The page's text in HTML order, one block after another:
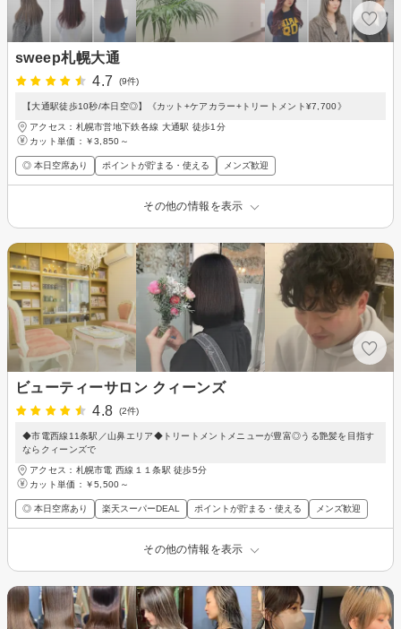
sweep札幌大通
4.7
(9件)
【大通駅徒歩10秒/本日空◎】《カット+ケアカラー+トリートメント¥7,700》
アクセス：札幌市営地下鉄各線 大通駅 徒歩1分
カット単価： ￥3,850～
◎ 本日空席あり ポイントが貯まる・使える メンズ歓迎
その他の情報を表示
ビューティーサロン クィーンズ
4.8
(2件)
◆市電西線11条駅／山鼻エリア◆トリートメントメニューが豊富◎うる艶髪を目指す
ならクィーンズで
アクセス：札幌市電 西線１１条駅 徒歩5分
カット単価： ￥5,500～
◎ 本日空席あり 楽天スーパーDEAL ポイントが貯まる・使える メンズ歓迎
その他の情報を表示